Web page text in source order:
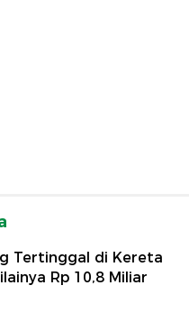
Tertinggal di Kereta
Rp 10,8 Miliar